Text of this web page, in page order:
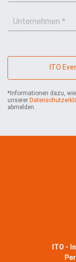
m
e
i
r
e
m
e
ITO
*Informationen dazu,
unserer
abmelden.
ITO -